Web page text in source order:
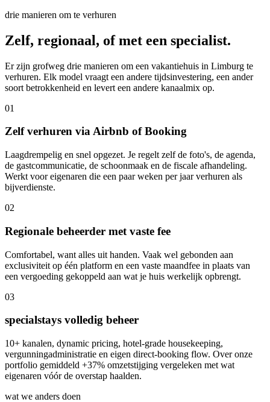
drie manieren om te verhuren
Zelf, regionaal, of met een specialist.
Er zijn grofweg drie manieren om een vakantiehuis in Limburg te
verhuren. Elk model vraagt een andere tijdsinvestering, een ander
soort betrokkenheid en levert een andere kanaalmix op.
01
Zelf verhuren via Airbnb of Booking
Laagdrempelig en snel opgezet. Je regelt zelf de foto's, de agenda,
de gastcommunicatie, de schoonmaak en de fiscale afhandeling.
Werkt voor eigenaren die een paar weken per jaar verhuren als
bijverdienste.
02
Regionale beheerder met vaste fee
Comfortabel, want alles uit handen. Vaak wel gebonden aan
exclusiviteit op één platform en een vaste maandfee in plaats van
een vergoeding gekoppeld aan wat je huis werkelijk opbrengt.
03
specialstays volledig beheer
10+ kanalen, dynamic pricing, hotel-grade housekeeping,
vergunning­administratie en eigen direct-booking flow. Over onze
portfolio gemiddeld +37% omzetstijging vergeleken met wat
eigenaren vóór de overstap haalden.
wat we anders doen